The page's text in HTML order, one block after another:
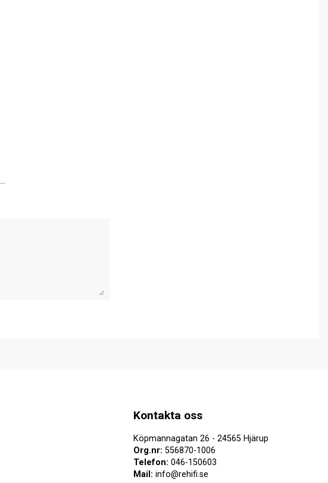
Kontakta oss
Köpmannagatan 26 - 24565 Hjärup
Org.nr: 556870-1006
Telefon: 046-150603
Mail: info@rehifi.se